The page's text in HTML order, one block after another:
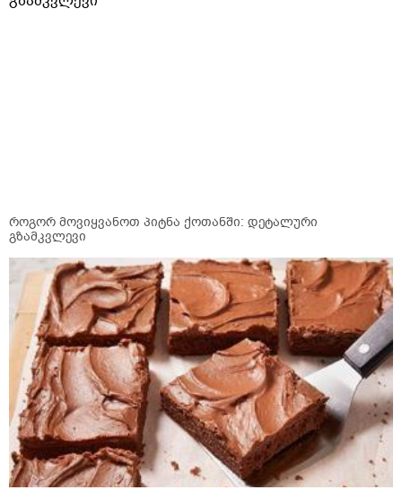
როგორ მოვიყვანოთ პიტნა ქოთანში: დეტალური
გზამკვლევი